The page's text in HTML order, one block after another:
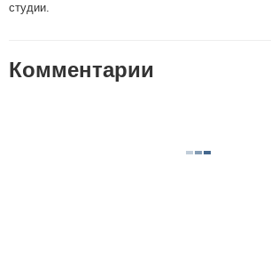
студии.
Комментарии